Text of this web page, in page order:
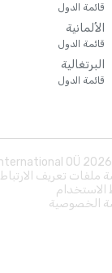
قائمة الدول
الألمانية
قائمة الدول
البرتغالية
قائمة الدول
2026
ملفات تعريف الارتباط
الخصوصية